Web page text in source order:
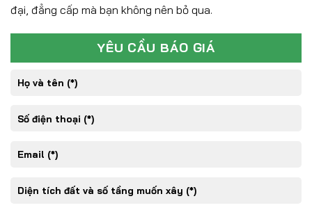
đại, đẳng cấp mà bạn không nên bỏ qua.
YÊU CẦU BÁO GIÁ